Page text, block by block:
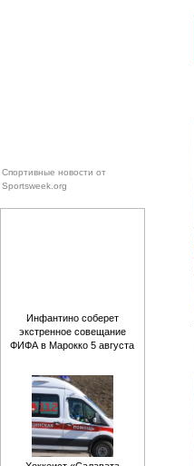
Спортивные новости от
Sportsweek.org
Инфантино соберет
экстренное совещание
ФИФА в Марокко 5 августа